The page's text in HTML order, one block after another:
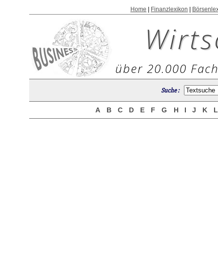
Home Finanzlexikon
über 20.000
Suche :
A B C D E F G H I J K